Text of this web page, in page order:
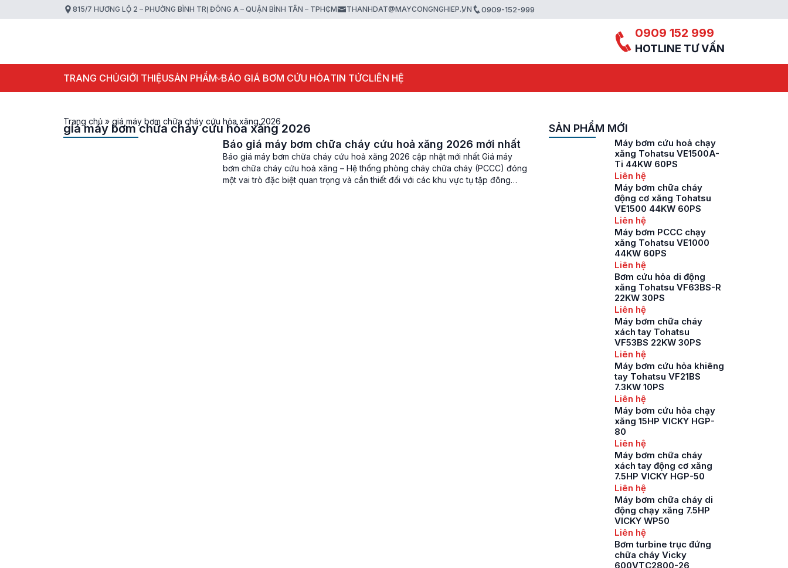
815/7 HƯƠNG LỘ 2 – PHƯỜNG BÌNH TRỊ ĐÔNG A – QUẬN BÌNH TÂN – TPHCM THANHDAT@MAYCONGNGHIEP.VN 0909-152-999
0909 152 999
HOTLINE TƯ VẤN
TRANG CHỦGIỚI THIỆUSẢN PHẨM BÁO GIÁ BƠM CỨU HỎATIN TỨCLIÊN HỆ
Trang chủ » giá máy bơm chữa cháy cứu hỏa xăng 2026
giá máy bơm chữa cháy cứu hỏa xăng 2026
Báo giá máy bơm chữa cháy cứu hoả xăng 2026 mới nhất
Báo giá máy bơm chữa cháy cứu hoả xăng 2026 cập nhật mới nhất Giá máy
bơm chữa cháy cứu hoả xăng – Hệ thống phòng cháy chữa cháy (PCCC) đóng
một vai trò đặc biệt quan trọng và cần thiết đối với các khu vực tụ tập đông
SẢN PHẨM MỚI
Máy bơm cứu hoả chạy
xăng Tohatsu VE1500A-
Ti 44KW 60PS
Liên hệ
Máy bơm chữa cháy
động cơ xăng Tohatsu
VE1500 44KW 60PS
Liên hệ
Máy bơm PCCC chạy
xăng Tohatsu VE1000
44KW 60PS
Liên hệ
Bơm cứu hỏa di động
xăng Tohatsu VF63BS-R
22KW 30PS
Liên hệ
Máy bơm chữa cháy
xách tay Tohatsu
VF53BS 22KW 30PS
Liên hệ
Máy bơm cứu hỏa khiêng
tay Tohatsu VF21BS
7.3KW 10PS
Liên hệ
Máy bơm cứu hỏa chạy
xăng 15HP VICKY HGP-
80
Liên hệ
Máy bơm chữa cháy
xách tay động cơ xăng
7.5HP VICKY HGP-50
Liên hệ
Máy bơm chữa cháy di
động chạy xăng 7.5HP
VICKY WP50
Liên hệ
Bơm turbine trục đứng
chữa cháy Vicky
600VTC2800-26